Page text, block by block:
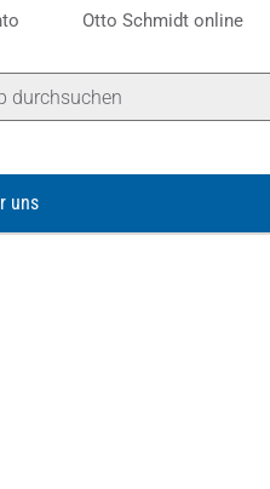
Otto Schmidt online
uns